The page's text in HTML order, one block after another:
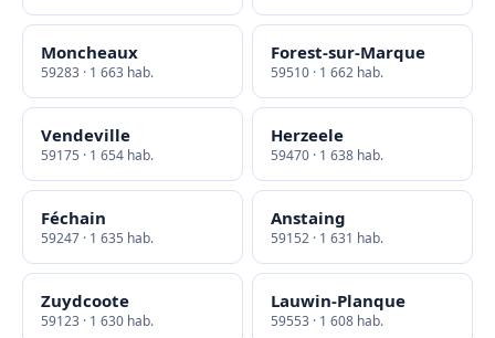
Moncheaux
59283 · 1 663 hab.
Forest-sur-Marque
59510 · 1 662 hab.
Vendeville
59175 · 1 654 hab.
Herzeele
59470 · 1 638 hab.
Féchain
59247 · 1 635 hab.
Anstaing
59152 · 1 631 hab.
Zuydcoote
59123 · 1 630 hab.
Lauwin-Planque
59553 · 1 608 hab.